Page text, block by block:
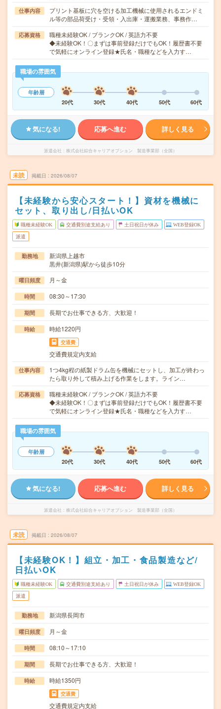
仕事内容
プリント基板に穴を空ける加工機械に使用されるエンドミ
ル等の部品荷受け・受領・入出庫・運搬業務、事務作…
応募資格
職種未経験OK / ブランクOK / 英語力不要
◆未経験OK！〇まずは事前登録だけでもOK！履歴書不要
で気軽にオンライン登録★氏名・職種などを入力す…
職場の雰囲気
年齢層
20代
30代 40代 50代 60代
気になる! 応募へ進む 詳しく見る
派遣会社 株式会社綜合キャリアオプション 製造事業部（全国）
未読 掲載日 2026/08/07
【未経験から安心スタート！】資材を機械に
セット、取り出し/日払いOK
職種未経験OK 交通費別途支給あり 土日祝日が休み WEB登録OK
派遣
勤務地
新潟県上越市
黒井(新潟県)駅から徒歩10分
曜日頻度 月～金
時間 08:30～17:30
期間 長期でお仕事できる方、大歓迎！
時給 時給1220円
交通費
交通費規定内支給
仕事内容
1つ4kg程の紙製ドラム缶を機械にセットし、加工が終わっ
たら取り外して積み上げる作業をします。ライン…
応募資格
職種未経験OK / ブランクOK / 英語力不要
◆未経験OK！〇まずは事前登録だけでもOK！履歴書不要
で気軽にオンライン登録★氏名・職種などを入力す…
職場の雰囲気
年齢層
20代
30代 40代 50代 60代
気になる! 応募へ進む 詳しく見る
派遣会社 株式会社綜合キャリアオプション 製造事業部（全国）
未読 掲載日 2026/08/07
【未経験OK！】組立・加工・食品製造など/
日払いOK
職種未経験OK 交通費別途支給あり 土日祝日が休み WEB登録OK
派遣
勤務地 新潟県長岡市
曜日頻度 月～金
時間 08:10～17:10
期間 長期でお仕事できる方、大歓迎！
時給 時給1350円
交通費
交通費規定内支給